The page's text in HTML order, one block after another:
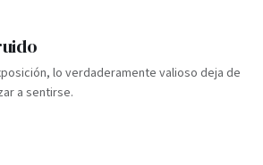
lo verdaderamente valioso deja de
a sentirse.